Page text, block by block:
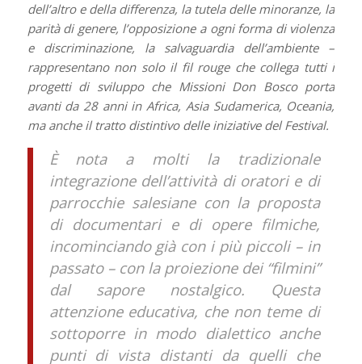
dell’altro e della differenza, la tutela delle minoranze, la
parità di genere, l’opposizione a ogni forma di violenza
e discriminazione, la salvaguardia dell’ambiente –
rappresentano non solo il fil rouge che collega tutti i
progetti di sviluppo che Missioni Don Bosco porta
avanti da 28 anni in Africa, Asia Sudamerica, Oceania,
ma anche il tratto distintivo delle iniziative del Festival.
È nota a molti la tradizionale
integrazione dell’attività di oratori e di
parrocchie salesiane con la proposta
di documentari e di opere filmiche,
incominciando già con i più piccoli – in
passato – con la proiezione dei “filmini”
dal sapore nostalgico. Questa
attenzione educativa, che non teme di
sottoporre in modo dialettico anche
punti di vista distanti da quelli che